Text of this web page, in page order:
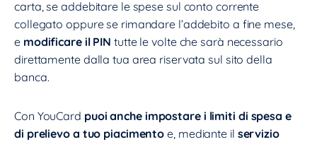
carta, se addebitare le spese sul conto corrente
collegato oppure se rimandare l’addebito a fine mese,
e modificare il PINtutte le volte che sarà necessario
direttamente dalla tua area riservata sul sito della
banca.
Con YouCard puoi anche impostare i limiti di spesa e
di prelievo a tuo piacimento e, mediante il servizio